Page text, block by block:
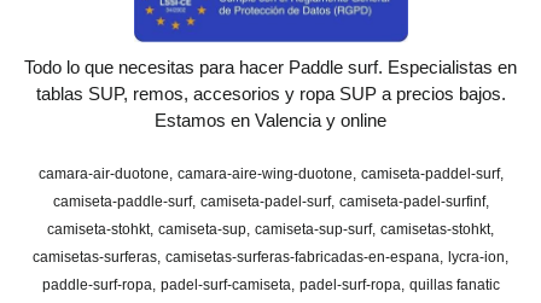
Todo lo que necesitas para hacer Paddle surf. Especialistas en
tablas SUP, remos, accesorios y ropa SUP a precios bajos.
Estamos en Valencia y online
camara-air-duotone camara-aire-wing-duotone camiseta-paddel-surf
camiseta-paddle-surf camiseta-padel-surf camiseta-padel-surfinf
camiseta-stohkt camiseta-sup camiseta-sup-surf camisetas-stohkt
camisetas-surferas camisetas-surferas-fabricadas-en-espana
lycra-ion
paddle-surf-ropa padel-surf-camiseta padel-surf-ropa quillas fanatic